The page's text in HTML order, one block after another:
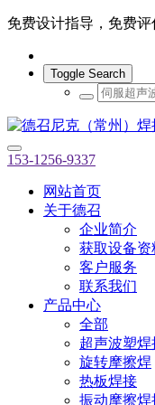
免费设计指导，免费评
Toggle Search
153-1256-9337
网站首页
关于德召
企业简介
获取设备资
客户服务
联系我们
产品中心
全部
超声波塑焊
旋转摩擦焊
热板焊接
振动摩擦焊